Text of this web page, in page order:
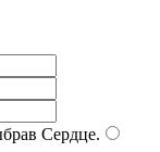
Сердце.